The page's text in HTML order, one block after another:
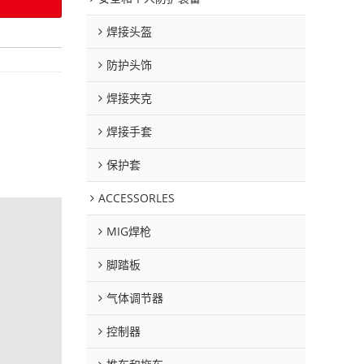
焊接头盔
防护头饰
焊接夹克
焊接手套
保护套
ACCESSORLES
MIG焊枪
脚踏板
气体调节器
控制器